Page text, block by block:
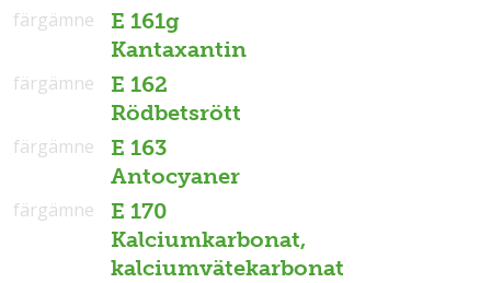
E 161g
Kantaxantin
färgämne
E 162
Rödbetsrött
färgämne
E 163
Antocyaner
färgämne
E 170
Kalciumkarbonat,
kalciumvätekarbonat
färgämne